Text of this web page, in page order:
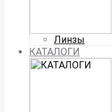
Линзы
КАТАЛОГИ